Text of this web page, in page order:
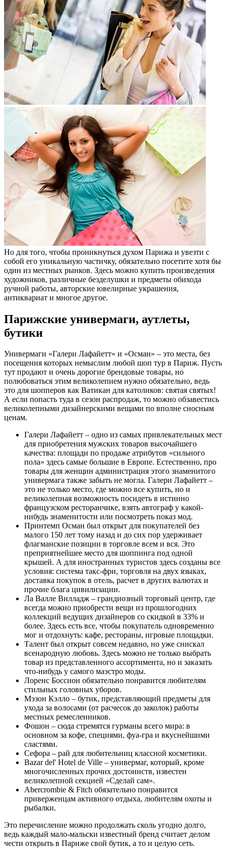
Но для того, чтобы проникнуться духом Парижа и увезти с
собой его уникальную частичку, обязательно посетите хотя бы
один из местных рынков. Здесь можно купить произведения
художников, различные безделушки и предметы обихода
ручной работы, авторские ювелирные украшения,
антиквариат и многое другое.
Парижские универмаги, аутлеты,
бутики
Универмаги «Галери Лафайетт» и «Осман» – это места, без
посещения которых немыслим любой шоп тур в Париж. Пусть
тут продают и очень дорогие брендовые товары, но
полюбоваться этим великолепием нужно обязательно, ведь
это для шопперов как Ватикан для католиков: святая святых!
А если попасть туда в сезон распродаж, то можно обзавестись
великолепными дизайнерскими вещами по вполне сносным
ценам.
Галери Лафайетт – одно из самых привлекательных мест
для приобретения мужских товаров высочайшего
качества: площади по продаже атрибутов «сильного
пола» здесь самые большие в Европе. Естественно, про
товары для женщин администрация этого знаменитого
универмага также забыть не могла. Галери Лафайетт –
это не только место, где можно все купить, но и
великолепная возможность посидеть в истинно
французском ресторанчике, взять автограф у какой-
нибудь знаменитости или посмотреть показ мод.
Принтемп Осман был открыт для покупателей без
малого 150 лет тому назад и до сих пор удерживает
флагманские позиции в торговле всем и вся. Это
преприятнейшее место для шоппинга под одной
крышей. А для иностранных туристов здесь созданы все
условия: система такс-фри, торговля на двух языках,
доставка покупок в отель, расчет в других валютах и
прочие блага цивилизации.
Ла Валле Вилладж – грандиозный торговый центр, где
всегда можно приобрести вещи из прошлогодних
коллекций ведущих дизайнеров со скидкой в 33% и
более. Здесь есть все, чтобы покупатель одновременно
мог и отдохнуть: кафе, рестораны, игровые площадки.
Талент был открыт совсем недавно, но уже снискал
всенародную любовь. Здесь можно не только выбрать
товар из представленного ассортимента, но и заказать
что-нибудь у самого маэстро моды.
Лоренс Боссион обязательно понравится любителям
стильных головных уборов.
Мэзон Кэлло – бутик, представляющий предметы для
ухода за волосами (от расчесок до заколок) работы
местных ремесленников.
Фошон – сюда стремятся гурманы всего мира: в
основном за кофе, специями, фуа-гра и вкуснейшими
сластями.
Сефора – рай для любительниц классной косметики.
Bazar del' Hotel de Ville – универмаг, который, кроме
многочисленных прочих достоинств, известен
великолепной секцией «Сделай сам».
Abercrombie & Fitch обязательно понравится
приверженцам активного отдыха, любителям охоты и
рыбалки.
Это перечисление можно продолжать сколь угодно долго,
ведь каждый мало-мальски известный бренд считает делом
чести открыть в Париже свой бутик, а то и целую сеть.